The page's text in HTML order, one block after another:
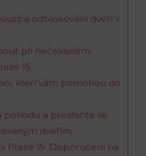
odblokování dveří v
při⁣ nečekaném
‍15
kteří⁢ vám pomohou do
pohodu a přestaňte se
dveřím
Praze 15: Doporučení na